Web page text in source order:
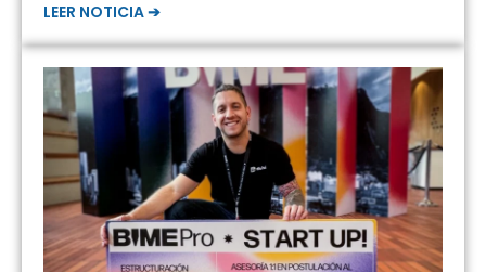
LEER NOTICIA ➔